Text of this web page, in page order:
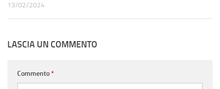
13/02/2024
LASCIA UN COMMENTO
Commento*